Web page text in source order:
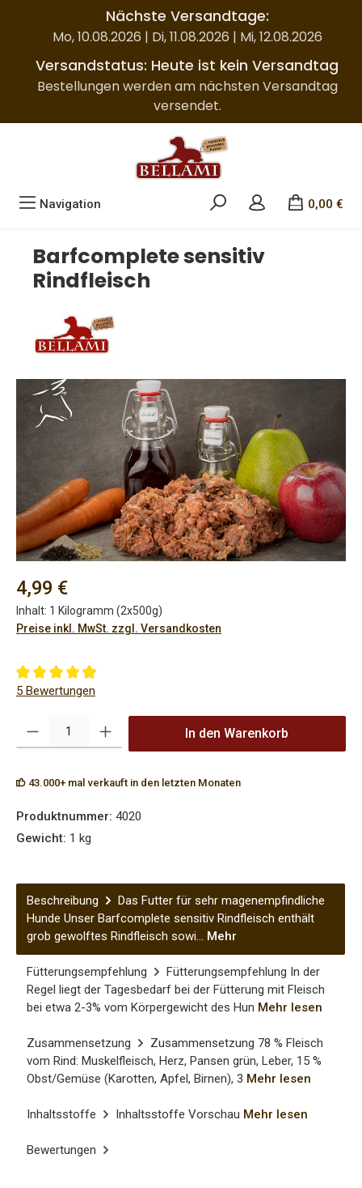
Zum Hauptinhalt springenNächste Versandtage:
Mo, 10.08.2026 | Di, 11.08.2026 | Mi, 12.08.2026
Versandstatus: Heute ist kein Versandtag
Bestellungen werden am nächsten Versandtag
versendet.
Navigation 0,00 €
Barfcomplete sensitiv
Rindfleisch
Bildergalerie überspringen
Regulärer Preis:
4,99 €
Inhalt: 1 Kilogramm (2x500g)
Preise inkl. MwSt. zzgl. Versandkosten
Durchschnittliche Bewertung von 4.9 von 5 Sternen
5 Bewertungen
Produkt Anzahl: Gib den gewünschten Wert ein oder benutze die
In den Warenkorb
43.000+ mal verkauft in den letzten Monaten
Produktnummer: 4020
Gewicht: 1 kg
Beschreibung
Das Futter für sehr magenempfindliche
Hunde Unser Barfcomplete sensitiv Rindfleisch enthält
grob gewolftes Rindfleisch sowi… Mehr
Fütterungsempfehlung
Fütterungsempfehlung In der
Regel liegt der Tagesbedarf bei der Fütterung mit Fleisch
bei etwa 2-3% vom Körpergewicht des Hun Mehr lesen
Zusammensetzung
Zusammensetzung 78 % Fleisch
vom Rind: Muskelfleisch, Herz, Pansen grün, Leber, 15 %
Obst/Gemüse (Karotten, Apfel, Birnen), 3 Mehr lesen
Inhaltsstoffe Inhaltsstoffe Vorschau Mehr lesen
Bewertungen